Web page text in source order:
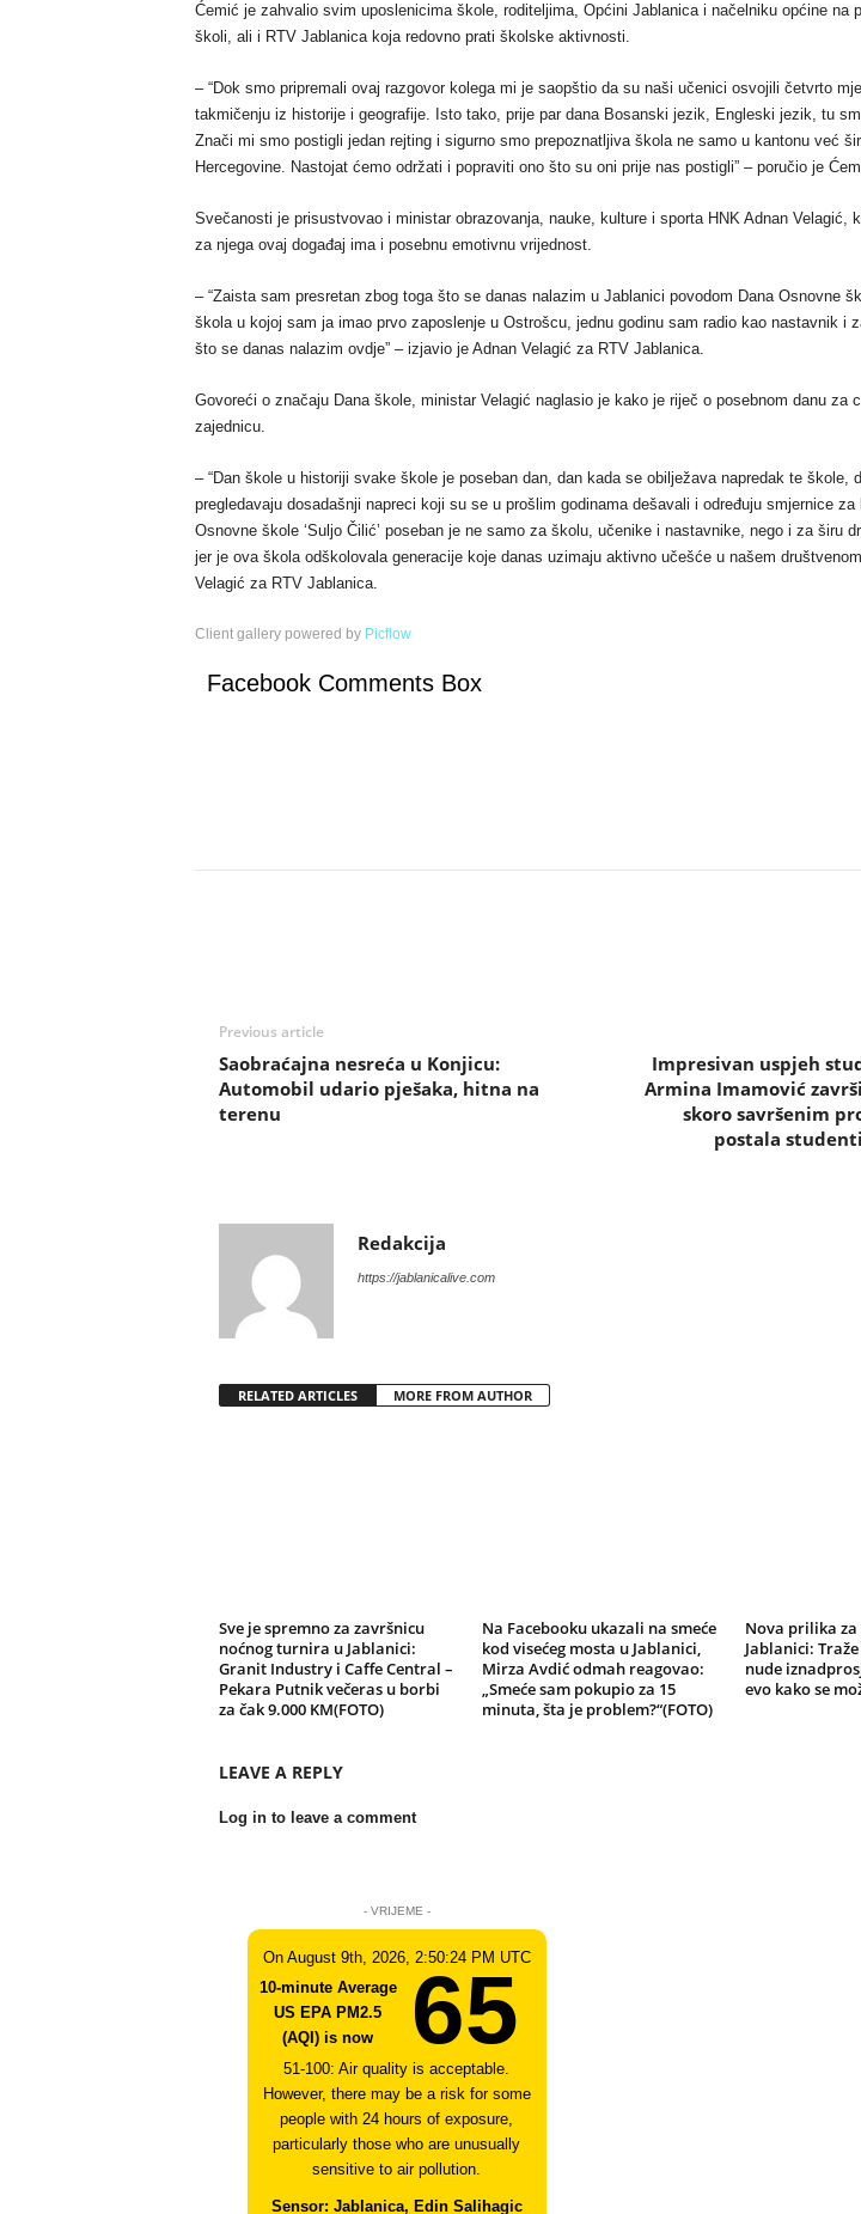
Ćemić je zahvalio svim uposlenicima škole, roditeljima, Općini Jablanica i načelniku općine na
školi, ali i RTV Jablanica koja redovno prati školske aktivnosti.
– “Dok smo pripremali ovaj razgovor kolega mi je saopštio da su naši učenici osvojili četvrto
takmičenju iz historije i geografije. Isto tako, prije par dana Bosanski jezik, Engleski jezik, tu
Znači mi smo postigli jedan rejting i sigurno smo prepoznatljiva škola ne samo u kantonu već
Hercegovine. Nastojat ćemo održati i popraviti ono što su oni prije nas postigli” – poručio je
Svečanosti je prisustvovao i ministar obrazovanja, nauke, kulture i sporta HNK Adnan Velagić,
za njega ovaj događaj ima i posebnu emotivnu vrijednost.
– “Zaista sam presretan zbog toga što se danas nalazim u Jablanici povodom Dana Osnovne
škola u kojoj sam ja imao prvo zaposlenje u Ostrošcu, jednu godinu sam radio kao nastavnik i
što se danas nalazim ovdje” – izjavio je Adnan Velagić za RTV Jablanica.
Govoreći o značaju Dana škole, ministar Velagić naglasio je kako je riječ o posebnom danu za
zajednicu.
– “Dan škole u historiji svake škole je poseban dan, dan kada se obilježava napredak te škole,
pregledavaju dosadašnji napreci koji su se u prošlim godinama dešavali i određuju smjernice za
Osnovne škole ‘Suljo Čilić’ poseban je ne samo za školu, učenike i nastavnike, nego i za širu
jer je ova škola odškolovala generacije koje danas uzimaju aktivno učešće u našem
Velagić za RTV Jablanica.
Client gallery powered by Picflow
Facebook Comments Box
Previous article
Saobraćajna nesreća u Konjicu:
Automobil udario pješaka, hitna na
terenu
Impresivan uspjeh
Armina Imamović
skoro savršenim
postala
Redakcija
https://jablanicalive.com
RELATED ARTICLES MORE FROM AUTHOR
Sve je spremno za završnicu
noćnog turnira u Jablanici:
Granit Industry i Caffe Central –
Pekara Putnik večeras u borbi
za čak 9.000 KM(FOTO)
Na Facebooku ukazali na smeće
kod visećeg mosta u Jablanici,
Mirza Avdić odmah reagovao:
„Smeće sam pokupio za 15
minuta, šta je problem?“(FOTO)
Nova prilika za
Jablanici:
nude
evo kako se
LEAVE A REPLY
Log in to leave a comment
- VRIJEME -
On August 9th, 2026, 2:50:24 PM UTC
10-minute Average
US EPA PM2.5
(AQI) is now
65
51-100: Air quality is acceptable.
However, there may be a risk for some
people with 24 hours of exposure,
particularly those who are unusually
sensitive to air pollution.
Sensor: Jablanica, Edin Salihagic